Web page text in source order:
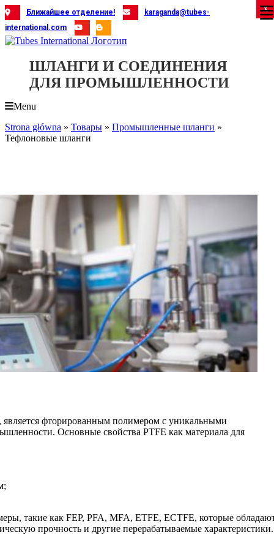
Skip
to
content
Ближайшее отделение!
karaganda@tubes-
international.com
ШЛАНГИ И СОЕДИНЕНИЯ
ДЛЯ ПРОМЫШЛЕННОСТИ
Menu
Strona główna » Товары » Промышленные шланги »
Тефлоновые шланги
фторированным полимером с уникальными
Основные свойства PTFE как материала для
такие как FEP, PFA, MFA, ETFE, ECTFE, которые
прочность и другие перерабатываемые характеристики.
X
X
X
X
X
X
X
X
X
X
X
X
X
X
X
X
X
X
X